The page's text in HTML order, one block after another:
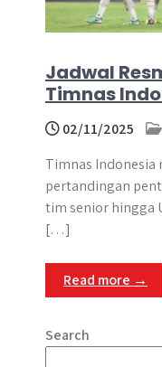
Jadwal
Timnas
02/11/2025
Timnas Indonesia
pertandingan
tim senior hingga
[…]
Read more →
Search